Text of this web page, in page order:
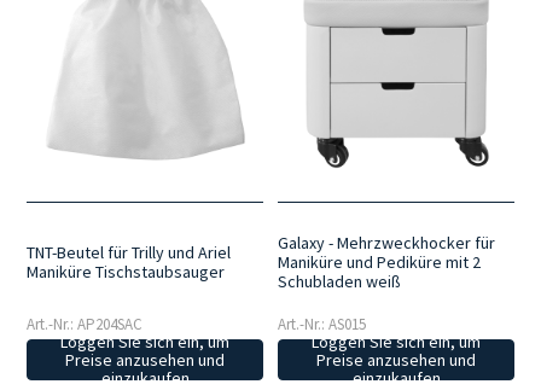
TNT-Beutel für Trilly und Ariel
Maniküre Tischstaubsauger
Art.-Nr.: AP204SAC
Loggen Sie sich ein, um
Preise anzusehen und
einzukaufen
Galaxy - Mehrzweckhocker für
Maniküre und Pediküre mit 2
Schubladen weiß
Art.-Nr.: AS015
Loggen Sie sich ein, um
Preise anzusehen und
einzukaufen